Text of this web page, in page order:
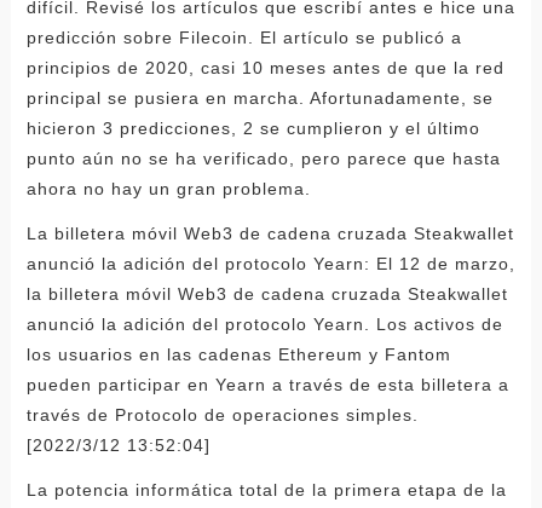
difícil. Revisé los artículos que escribí antes e hice una
predicción sobre Filecoin. El artículo se publicó a
principios de 2020, casi 10 meses antes de que la red
principal se pusiera en marcha. Afortunadamente, se
hicieron 3 predicciones, 2 se cumplieron y el último
punto aún no se ha verificado, pero parece que hasta
ahora no hay un gran problema.
La billetera móvil Web3 de cadena cruzada Steakwallet
anunció la adición del protocolo Yearn: El 12 de marzo,
la billetera móvil Web3 de cadena cruzada Steakwallet
anunció la adición del protocolo Yearn. Los activos de
los usuarios en las cadenas Ethereum y Fantom
pueden participar en Yearn a través de esta billetera a
través de Protocolo de operaciones simples.
[2022/3/12 13:52:04]
La potencia informática total de la primera etapa de la